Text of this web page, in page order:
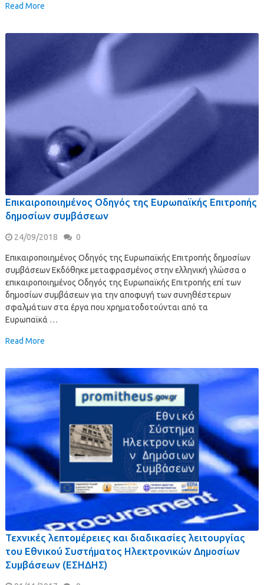
Read More
Επικαιροποιημένος Οδηγός της Ευρωπαϊκής Επιτροπής
δημοσίων συμβάσεων
24/09/2018 0
Επικαιροποιημένος Οδηγός της Ευρωπαϊκής Επιτροπής δημοσίων
συμβάσεων Εκδόθηκε μεταφρασμένος στην ελληνική γλώσσα ο
επικαιροποιημένος Οδηγός της Ευρωπαϊκής Επιτροπής επί των
δημοσίων συμβάσεων για την αποφυγή των συνηθέστερων
σφαλμάτων στα έργα που χρηματοδοτούνται από τα
Ευρωπαϊκά …
Read More
Τεχνικές λεπτομέρειες και διαδικασίες λειτουργίας
του Εθνικού Συστήματος Ηλεκτρονικών Δημοσίων
Συμβάσεων (ΕΣΗΔΗΣ)